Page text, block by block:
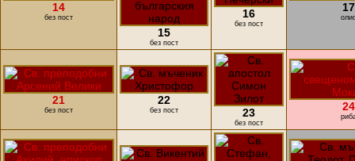
14
без пост
15
без пост
16
без пост
17
21
без пост
22
без пост 23
без пост
24